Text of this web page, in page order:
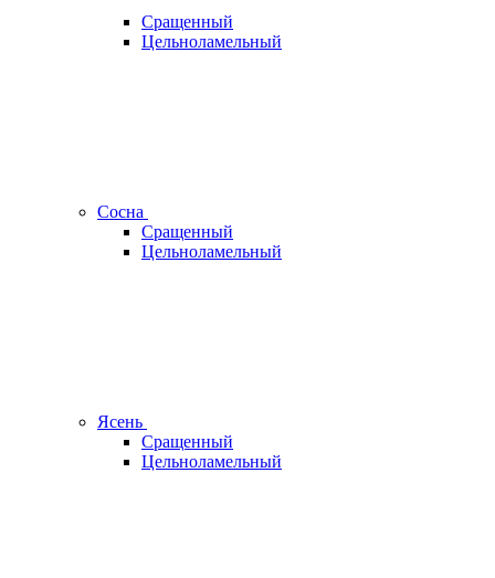
Сращенный
Цельноламельный
Сосна
Сращенный
Цельноламельный
Ясень
Сращенный
Цельноламельный